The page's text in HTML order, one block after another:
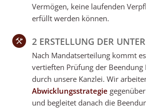
Vermögen, keine laufenden
erfüllt werden können.
2 ERSTELLUNG DER
Nach Mandatserteilung kommt
vertieften Prüfung der Beendung
durch unsere Kanzlei. Wir
Abwicklungsstrategie
und begleitet danach die